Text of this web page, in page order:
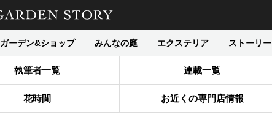
ガーデン&ショップ みんなの庭 エクステリア ストーリー
執筆者一覧 連載一覧
花時間 お近くの専門店情報